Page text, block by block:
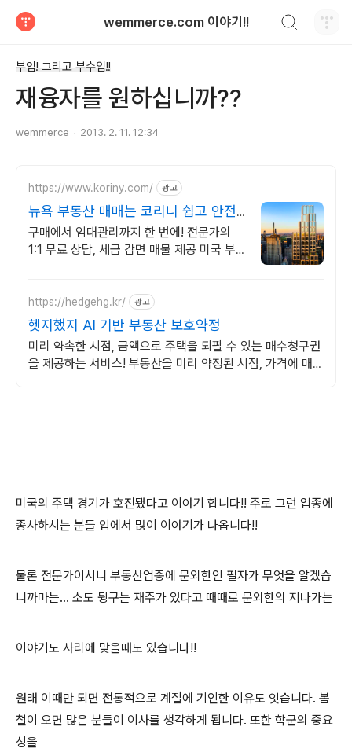
wemmerce.com 이야기!!
부업! 그리고 부수입!!
재융자를 원하십니까??
wemmerce 2013. 2. 11. 12:34
https://www.koriny.com/ 광고
뉴욕 부동산 매매는 코리니 쉽고 안전
한 뉴욕부동산 투자
구매에서 임대관리까지 한 번에! 전문가의
1:1 무료 상담, 세금 감면 매물 제공 미국 부
https://hedgehg.kr/ 광고
헷지했지 AI 기반 부동산 보호약정
미리 약속한 시점, 금액으로 주택을 되팔 수 있는 매수청구권
을 제공하는 서비스! 부동산을 미리 약정된 시점, 가격에 매도
미국의 주택 경기가 호전됐다고 이야기 합니다!! 주로 그런 업종에
종사하시는 분들 입에서 많이 이야기가 나옵니다!!
물론 전문가이시니 부동산업종에 문외한인 필자가 무엇을 알겠습
니까마는... 소도 뒹구는 재주가 있다고 때때로 문외한의 지나가는
이야기도 사리에 맞을때도 있습니다!!
원래 이때만 되면 전통적으로 계절에 기인한 이유도 잇습니다. 봄
철이 오면 많은 분들이 이사를 생각하게 됩니다. 또한 학군의 중요
성을